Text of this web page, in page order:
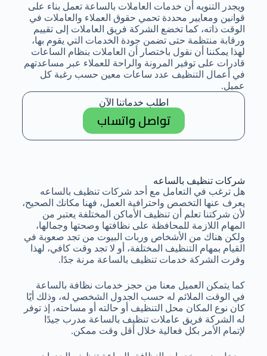
ويجدر التنويه أن خدمات العاملات بالساعة تعمل بناء على
قوانين ومعايير محددة تحمي حقوق العملاء والعاملات في
الوقت ذاته، كما تخضع الشركة فريق العاملات إلى تقييم
ورقابة منتظمة حتى تضمن جودة الخدمات التي يقوم بها،
لهذا يمكننا أن نقول باختصار أن العاملات بنظام الساعات
قادرات على توفير المرونة والراحة للعملاء عبر مساعدتهم
في أعمال التنظيف عدد ساعات معين حسب رغبة كل
عميل.
اطلب خدماتنا الآن
تواصل واتساب
شركات تنظيف بالساعه
هل ترغب في التعامل مع أحد شركات تنظيف بالساعه
يعرف عنها التخصص واحترافية العمل، فهنا مكانك الصحيح،
لأن شركتنا تعلم أن تنظيف الأماكن المختلفة يعتبر من
المهام اللازمة للمحافظة على نظافتها وصحتها وجمالها،
ولكن هناك من الأشخاص وربات البيوت من تجد صعوبة في
القيام بمهام التنظيف المختلفة، أو لا تجد وقت كافي، لهذا
وفرت الشركة خدمات تنظيف بالساعة مرنة جدًا.
كما يتمكن العميل معنا من حجز خدمات نظافة بالساعة
في الوقت الملائم له حسب الجدول الشخصي له، وذلك أيًا
كان نوع المكان محل التنظيف أو حالته أو مساحته، إذ توفر
له الشركة فريق عاملات تنظيف بالساعة مدرب جيدًا
لإتمام الأمر بكل فعالية خلال أقل وقت ممكن.